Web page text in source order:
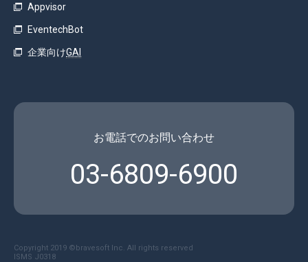
Appvisor
EventechBot
企業向けGAI
お電話でのお問い合わせ
03-6809-6900
Copyright 2019 ©︎bravesoft Inc. All rights reserved
ISMS J0318